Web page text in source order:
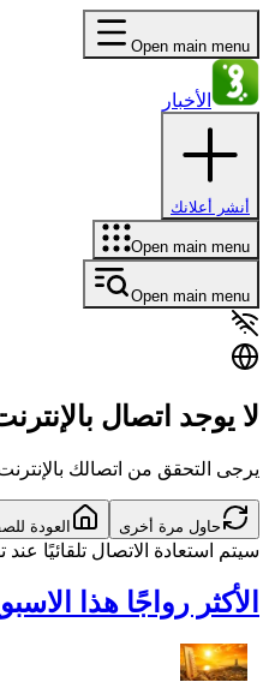
Open main menu
الأخبار
أنشر أعلانك
Open main menu
Open main menu
لا يوجد اتصال
يرجى التحقق من اتصالك
حاول مرة أخرى العودة
سيتم استعادة الاتصال تلقائيًا عند
الأكثر رواجًا هذا